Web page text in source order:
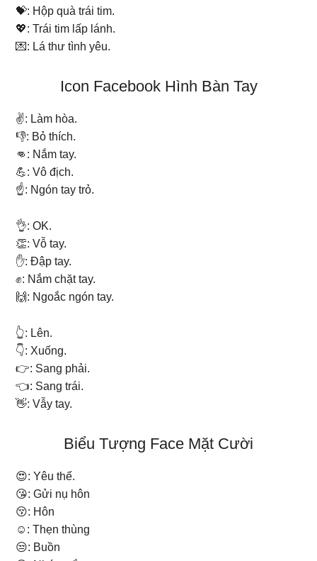
💝: Hộp quà trái tim.
💖: Trái tim lấp lánh.
💌: Lá thư tình yêu.
Icon Facebook Hình Bàn Tay
✌: Làm hòa.
👎: Bỏ thích.
👊: Nắm tay.
💪: Vô địch.
☝: Ngón tay trỏ.
👌: OK.
👏: Vỗ tay.
✋: Đập tay.
✊: Nắm chặt tay.
🙌: Ngoắc ngón tay.
👆: Lên.
👇: Xuống.
👉: Sang phải.
👈: Sang trái.
👋: Vẫy tay.
Biểu Tượng Face Mặt Cười
😍: Yêu thế.
😘: Gửi nụ hôn
😚: Hôn
☺: Thẹn thùng
😒: Buồn